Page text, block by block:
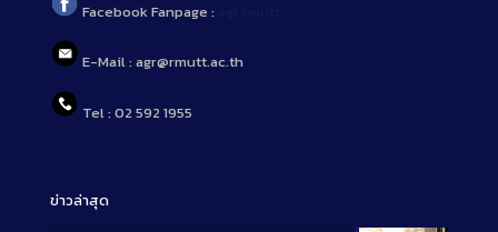
Facebook Fanpage :
E-Mail : agr@rmutt.ac.th
Tel : 02 592 1955
ข่าวล่าสุด